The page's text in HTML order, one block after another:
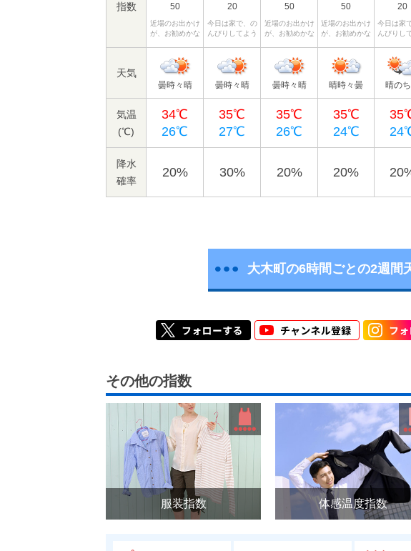
指数 50
近場のお出かけ
が、お勧めかな
20
今日は家で、の
んびりしてよう
50
近場のお出かけ
が、お勧めかな
50
近場のお出かけ
が、お勧めかな
20
今日は家
んびりし
天気
曇時々晴 曇時々晴 曇時々晴 晴時々曇 晴の
気温
(℃)
34℃
26℃
35℃
27℃
35℃
26℃
35℃
24℃
降水
確率
20% 30% 20% 20%
大木町の6時間ごとの2週間
その他の指数
服装指数 体感温度指数